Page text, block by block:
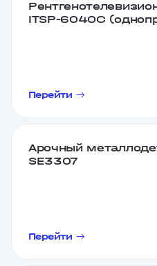
ITSP-6040C
Перейти
Арочный
SE3307
Перейти